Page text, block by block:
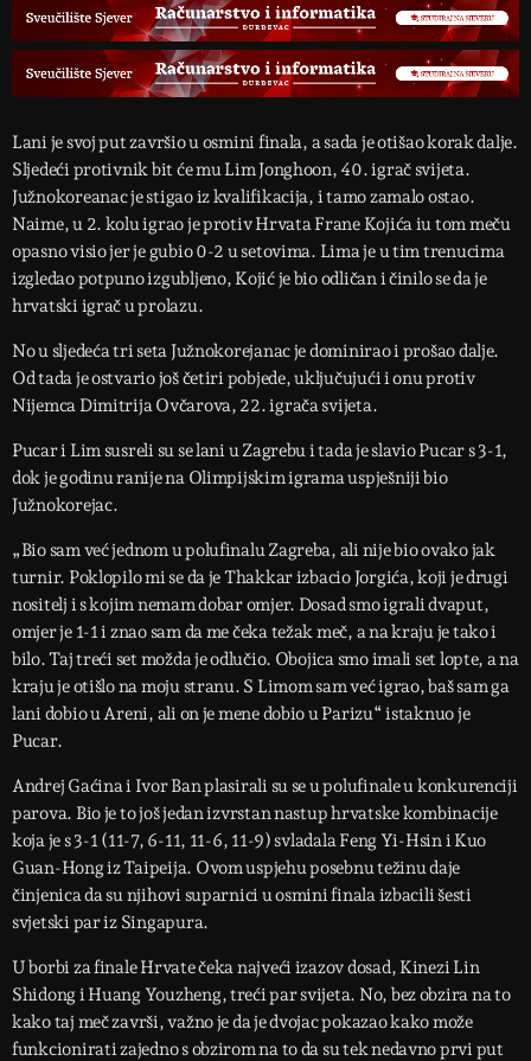
Lani je svoj put završio u osmini finala, a sada je otišao korak dalje.
Sljedeći protivnik bit će mu Lim Jonghoon, 40. igrač svijeta.
Južnokoreanac je stigao iz kvalifikacija, i tamo zamalo ostao.
Naime, u 2. kolu igrao je protiv Hrvata Frane Kojića iu tom meču
opasno visio jer je gubio 0-2 u setovima. Lima je u tim trenucima
izgledao potpuno izgubljeno, Kojić je bio odličan i činilo se da je
hrvatski igrač u prolazu.
No u sljedeća tri seta Južnokorejanac je dominirao i prošao dalje.
Od tada je ostvario još četiri pobjede, uključujući i onu protiv
Nijemca Dimitrija Ovčarova, 22. igrača svijeta.
Pucar i Lim susreli su se lani u Zagrebu i tada je slavio Pucar s 3-1,
dok je godinu ranije na Olimpijskim igrama uspješniji bio
Južnokorejac.
„Bio sam već jednom u polufinalu Zagreba, ali nije bio ovako jak
turnir. Poklopilo mi se da je Thakkar izbacio Jorgića, koji je drugi
nositelj i s kojim nemam dobar omjer. Dosad smo igrali dvaput,
omjer je 1-1 i znao sam da me čeka težak meč, a na kraju je tako i
bilo. Taj treći set možda je odlučio. Obojica smo imali set lopte, a na
kraju je otišlo na moju stranu. S Limom sam već igrao, baš sam ga
lani dobio u Areni, ali on je mene dobio u Parizu“ istaknuo je
Pucar.
Andrej Gaćina i Ivor Ban plasirali su se u polufinale u konkurenciji
parova. Bio je to još jedan izvrstan nastup hrvatske kombinacije
koja je s 3-1 (11-7, 6-11, 11-6, 11-9) svladala Feng Yi-Hsin i Kuo
Guan-Hong iz Taipeija. Ovom uspjehu posebnu težinu daje
činjenica da su njihovi suparnici u osmini finala izbacili šesti
svjetski par iz Singapura.
U borbi za finale Hrvate čeka najveći izazov dosad, Kinezi Lin
Shidong i Huang Youzheng, treći par svijeta. No, bez obzira na to
kako taj meč završi, važno je da je dvojac pokazao kako može
funkcionirati zajedno s obzirom na to da su tek nedavno prvi put